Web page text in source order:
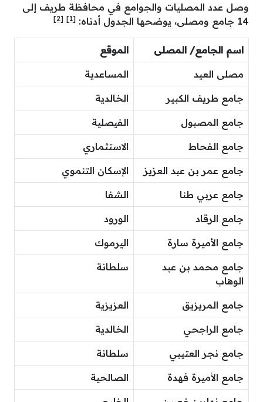
وصل عدد المصليات والجوامع في محافظة طريف إلى
14 جامع ومصلى، يوضحها الجدول أدناه:
[1]
[2]
اسم الجامع/ المصلى الموقع
مصلى العيد المساعدية
جامع طريف الكبير الخالدية
جامع المصبول الفيصلية
جامع الفحاط الاستثماري
جامع عمر بن عبد العزيز الإسكان التنموي
جامع عربي طنا الشفا
جامع الرقاد الورود
جامع الأميرة سارة اليرموك
جامع محمد بن عبد
الوهاب
سلطانة
جامع المريزيق العزيزية
جامع الراجحي الخالدية
جامع نجر العتيبي سلطانة
جامع الأميرة فهدة الصالحية